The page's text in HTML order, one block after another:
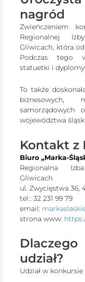
nagród
Zwieńczeniem
Regionalnej
Gliwicach, która
Podczas tego
statuetki i
To także
biznesowych,
samorządowych
województwa
Kontakt z
Biuro „Marka-
Regionalna
Gliwicach
ul. Zwycięstwa 36,
tel.: 32 231 99 79
email:
strona www:
udział?
Udział w konkursie